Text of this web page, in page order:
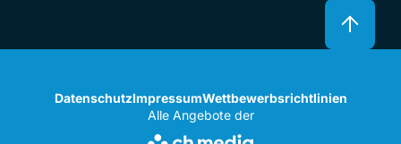
DatenschutzImpressumWettbewerbsrichtlinien
Alle Angebote der